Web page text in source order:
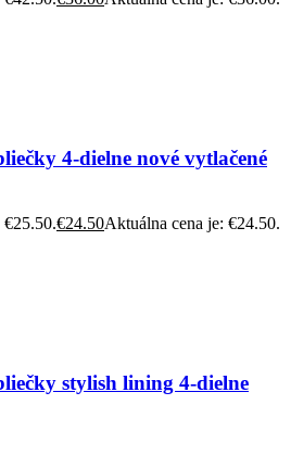
4-dielne nové vytlačené
€25.50.€24.50Aktuálna cena je: €24.50.
stylish lining 4-dielne